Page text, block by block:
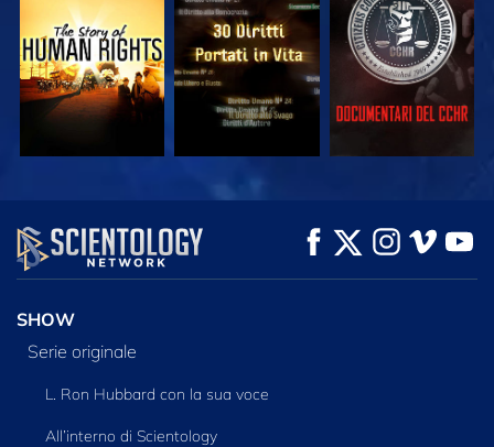
GUARDA GUARDA GUARDA
GUARDA
ESPLORA LE
SERIE
SHOW
Serie originale
L. Ron Hubbard con la sua voce
All’interno di Scientology